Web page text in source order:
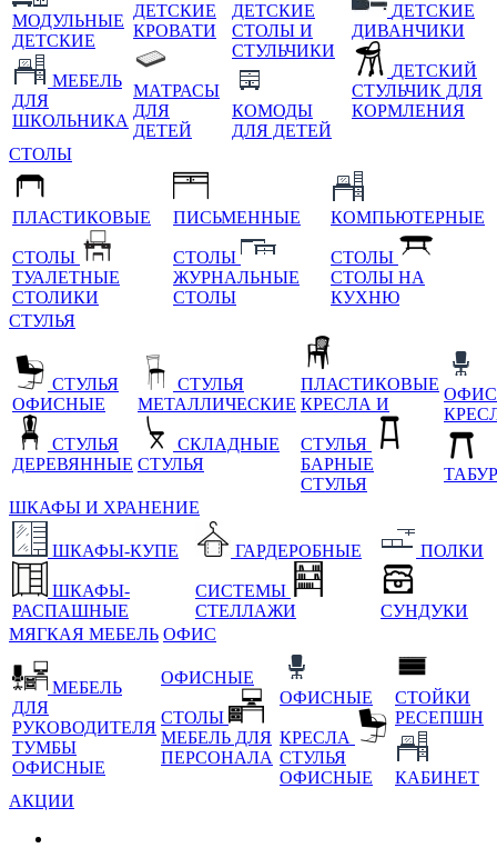
МОДУЛЬНЫЕ
ДЕТСКИЕ
МЕБЕЛЬ
ДЛЯ
ШКОЛЬНИКА
ДЕТСКИЕ
КРОВАТИ
МАТРАСЫ
ДЛЯ
ДЕТЕЙ
ДЕТСКИЕ
СТОЛЫ И
СТУЛЬЧИКИ
КОМОДЫ
ДЛЯ ДЕТЕЙ
ДЕТСКИЕ
ДИВАНЧИКИ
ДЕТСКИЙ
СТУЛЬЧИК ДЛЯ
КОРМЛЕНИЯ
СТОЛЫ
ПЛАСТИКОВЫЕ
СТОЛЫ
ТУАЛЕТНЫЕ
СТОЛИКИ
ПИСЬМЕННЫЕ
СТОЛЫ
ЖУРНАЛЬНЫЕ
СТОЛЫ
КОМПЬЮТЕРНЫЕ
СТОЛЫ
СТОЛЫ НА
КУХНЮ
СТУЛЬЯ
СТУЛЬЯ
ОФИСНЫЕ
СТУЛЬЯ
ДЕРЕВЯННЫЕ
СТУЛЬЯ
МЕТАЛЛИЧЕСКИЕ
СКЛАДНЫЕ
СТУЛЬЯ
ПЛАСТИКОВЫЕ
КРЕСЛА И
СТУЛЬЯ
БАРНЫЕ
СТУЛЬЯ
ШКАФЫ И ХРАНЕНИЕ
ШКАФЫ-КУПЕ
ШКАФЫ-
РАСПАШНЫЕ
ГАРДЕРОБНЫЕ
СИСТЕМЫ
СТЕЛЛАЖИ
ПОЛКИ
СУНДУКИ
МЯГКАЯ МЕБЕЛЬ ОФИС
МЕБЕЛЬ
ДЛЯ
РУКОВОДИТЕЛЯ
ТУМБЫ
ОФИСНЫЕ
ОФИСНЫЕ
СТОЛЫ
МЕБЕЛЬ ДЛЯ
ПЕРСОНАЛА
ОФИСНЫЕ
КРЕСЛА
СТУЛЬЯ
ОФИСНЫЕ
СТОЙКИ
РЕСЕПШН
КАБИНЕТ
АКЦИИ